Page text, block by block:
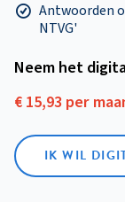
Antwoorden
NTVG'
Neem het
€ 15,93 per
IK WIL